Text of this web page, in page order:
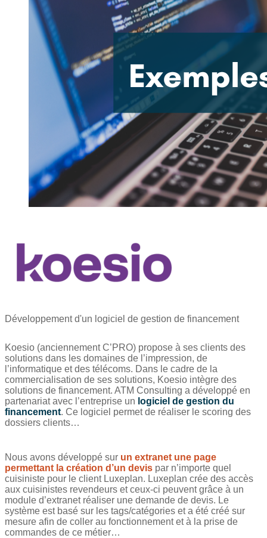
Développement d'un logiciel de gestion de financement
Koesio (anciennement C’PRO) propose à ses clients des
solutions dans les domaines de l’impression, de
l’informatique et des télécoms. Dans le cadre de la
commercialisation de ses solutions, Koesio intègre des
solutions de financement. ATM Consulting a développé en
partenariat avec l’entreprise un logiciel de gestion du
financement. Ce logiciel permet de réaliser le scoring des
dossiers clients…
Nous avons développé sur un extranet une page
permettant la création d’un devis par n’importe quel
cuisiniste pour le client Luxeplan. Luxeplan crée des accès
aux cuisinistes revendeurs et ceux-ci peuvent grâce à un
module d’extranet réaliser une demande de devis. Le
système est basé sur les tags/catégories et a été créé sur
mesure afin de coller au fonctionnement et à la prise de
commandes de ce métier…